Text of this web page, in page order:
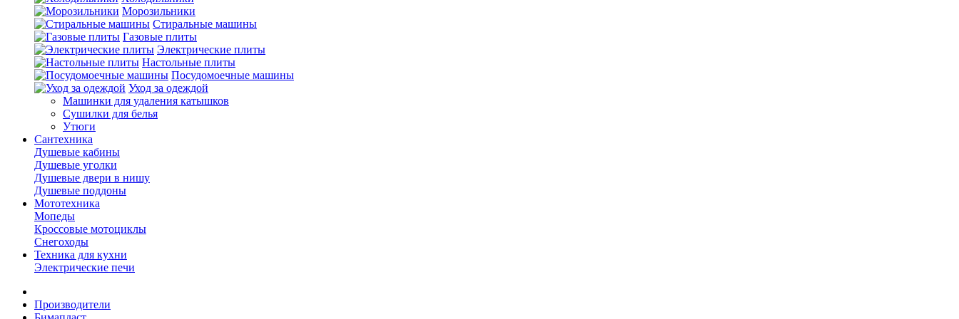
Морозильники
Стиральные машины
Газовые плиты
Электрические плиты
Настольные плиты
Посудомоечные машины
Уход за одеждой
Машинки для удаления катышков
Сушилки для белья
Утюги
Сантехника
Душевые кабины
Душевые уголки
Душевые двери в нишу
Душевые поддоны
Мототехника
Мопеды
Кроссовые мотоциклы
Снегоходы
Техника для кухни
Электрические печи
Производители